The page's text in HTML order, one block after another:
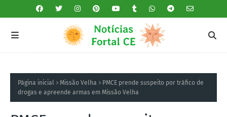
Página inicial Missão Velha
PMCE prende suspeito por tráfico de
drogas e apreende armas em Missão Velha